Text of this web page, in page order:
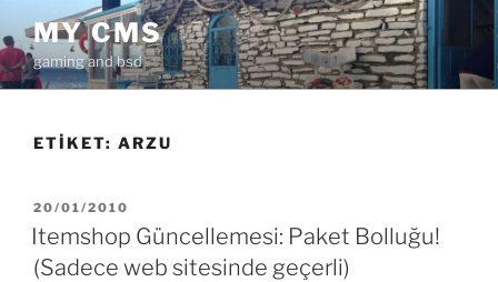
geç MY CMS
gaming and bsd
ETIKET: ARZU
YAYIM
TARIHI
20/01/2010
Itemshop Güncellemesi: Paket Bolluğu!
(Sadece web sitesinde geçerli)